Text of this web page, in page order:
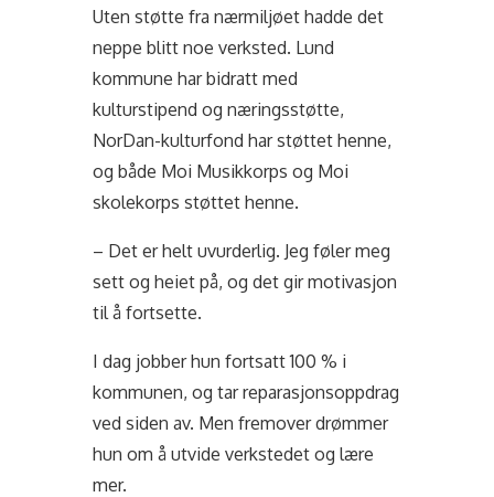
Uten støtte fra nærmiljøet hadde det
neppe blitt noe verksted. Lund
kommune har bidratt med
kulturstipend og næringsstøtte,
NorDan-kulturfond har støttet henne,
og både Moi Musikkorps og Moi
skolekorps støttet henne.
– Det er helt uvurderlig. Jeg føler meg
sett og heiet på, og det gir motivasjon
til å fortsette.
I dag jobber hun fortsatt 100 % i
kommunen, og tar reparasjonsoppdrag
ved siden av. Men fremover drømmer
hun om å utvide verkstedet og lære
mer.